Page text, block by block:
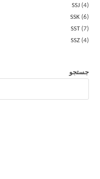
SSJ 4
SSK 6
SST 7
SSZ 4
جستجو